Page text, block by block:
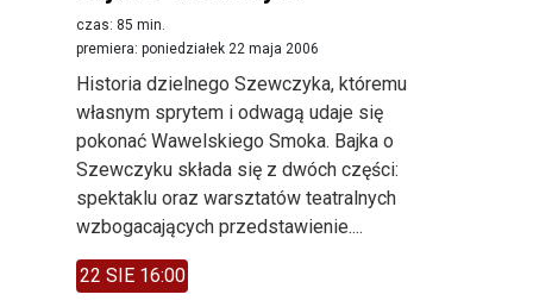
czas: 85 min.
premiera: poniedziałek 22 maja 2006
Historia dzielnego Szewczyka, któremu
własnym sprytem i odwagą udaje się
pokonać Wawelskiego Smoka. Bajka o
Szewczyku składa się z dwóch części:
spektaklu oraz warsztatów teatralnych
wzbogacających przedstawienie....
22 SIE 16:00